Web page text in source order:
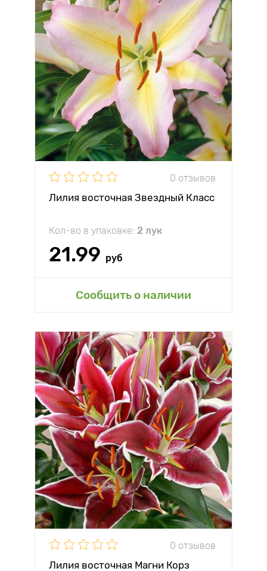
0 отзывов
Лилия восточная Звездный Класс
Кол-во в упаковке: 2 лук
21.99 руб
Сообщить о наличии
0 отзывов
Лилия восточная Магни Корз